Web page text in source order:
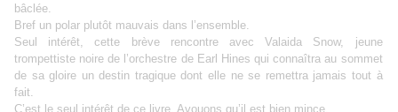
bâclée.
Bref un polar plutôt mauvais dans l’ensemble.
Seul intérêt, cette brève rencontre avec Valaida Snow, jeune
trompettiste noire de l’orchestre de Earl Hines qui connaîtra au sommet
de sa gloire un destin tragique dont elle ne se remettra jamais tout à
fait.
C’est le seul intérêt de ce livre. Avouons qu’il est bien mince.